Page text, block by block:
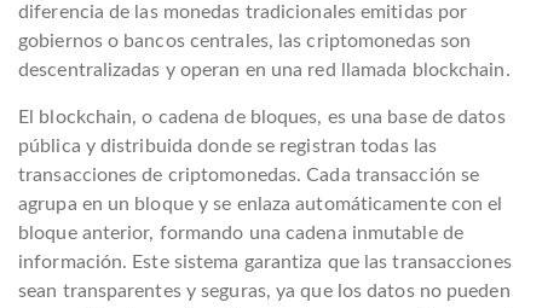
diferencia de las monedas tradicionales emitidas por
gobiernos o bancos centrales, las criptomonedas son
descentralizadas y operan en una red llamada blockchain.
El blockchain, o cadena de bloques, es una base de datos
pública y distribuida donde se registran todas las
transacciones de criptomonedas. Cada transacción se
agrupa en un bloque y se enlaza automáticamente con el
bloque anterior, formando una cadena inmutable de
información. Este sistema garantiza que las transacciones
sean transparentes y seguras, ya que los datos no pueden